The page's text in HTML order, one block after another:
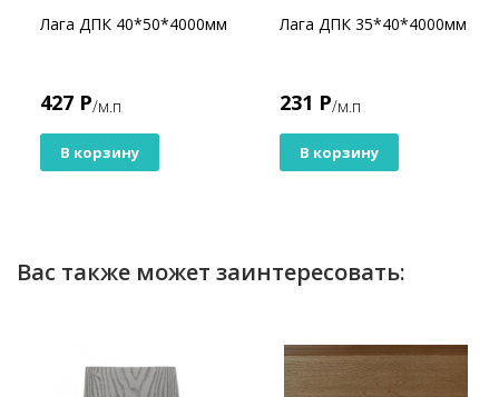
Лага ДПК 40*50*4000мм
427 Р/м.п
В корзину
Лага ДПК 35*40*4000мм
231 Р/м.п
В корзину
Вас также может заинтересовать: